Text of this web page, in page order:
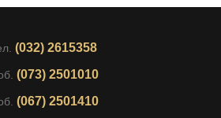
(032) 2615358
(073) 2501010
(067) 2501410